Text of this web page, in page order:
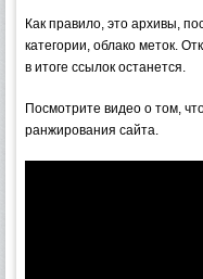
Как правило, это архивы,
категории, облако меток.
в итоге ссылок останется.
Посмотрите видео о том,
ранжирования сайта.